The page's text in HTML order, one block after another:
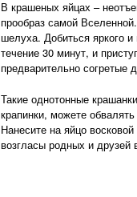
В крашеных яйцах –
прообраз самой
шелуха. Добиться яркого
течение 30 минут, и
предварительно согретые
Такие однотонные
крапинки, можете
Нанесите на яйцо
возгласы родных и друзей